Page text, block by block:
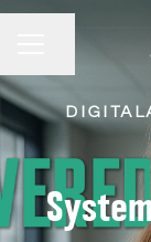
Dela sidan